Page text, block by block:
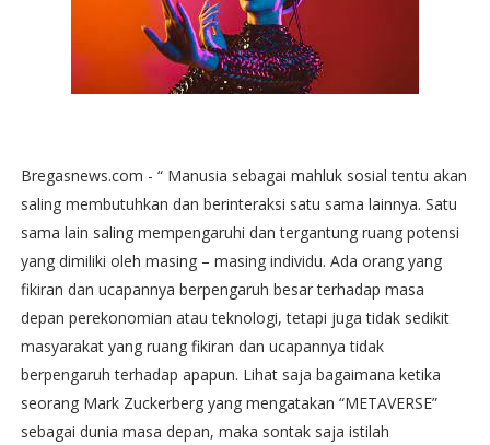
Bregasnews.com - “ Manusia sebagai mahluk sosial tentu akan
saling membutuhkan dan berinteraksi satu sama lainnya. Satu
sama lain saling mempengaruhi dan tergantung ruang potensi
yang dimiliki oleh masing – masing individu. Ada orang yang
fikiran dan ucapannya berpengaruh besar terhadap masa
depan perekonomian atau teknologi, tetapi juga tidak sedikit
masyarakat yang ruang fikiran dan ucapannya tidak
berpengaruh terhadap apapun. Lihat saja bagaimana ketika
seorang Mark Zuckerberg yang mengatakan “METAVERSE”
sebagai dunia masa depan, maka sontak saja istilah